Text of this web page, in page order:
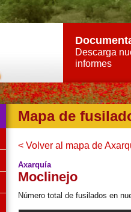
Descarga
informes
Mapa de
< Volver al mapa de
Axarquía
Moclinejo
Número total de fusilados en